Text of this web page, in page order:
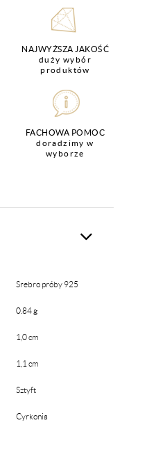
NAJWYŻSZA JAKOŚĆ
duży wybór
produktów
FACHOWA POMOC
doradzimy w
wyborze
Srebro próby 925
0.84 g
1,0 cm
1,1 cm
Sztyft
Cyrkonia